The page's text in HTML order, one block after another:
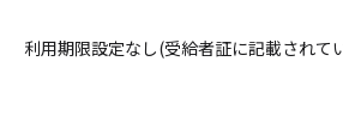
利用期限設定なし(受給者証に記載されて